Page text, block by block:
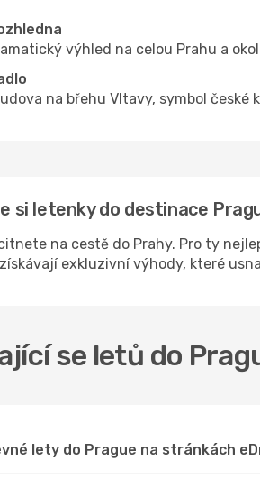
výhled na celou Prahu a
na břehu Vltavy, symbol
si letenky do destinace
na cestě do Prahy. Pro ty
exkluzivní výhody, které
se letů do
lety do Prague na stránkách